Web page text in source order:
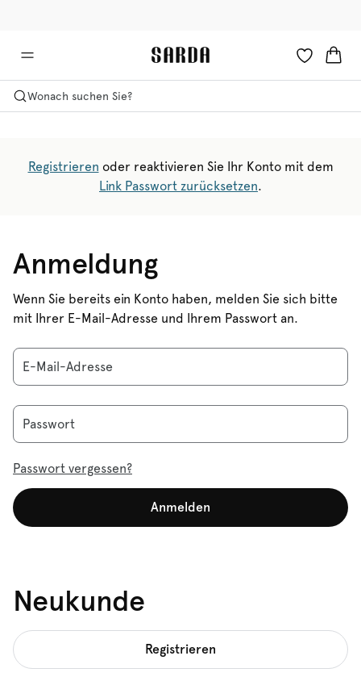
Wonach suchen Sie?
Registrieren oder reaktivieren Sie Ihr Konto mit dem
Link Passwort zurücksetzen.
Anmeldung
Wenn Sie bereits ein Konto haben, melden Sie sich bitte
mit Ihrer E-Mail-Adresse und Ihrem Passwort an.
E-Mail-Adresse
Passwort
Passwort vergessen?
Anmelden
Neukunde
Registrieren